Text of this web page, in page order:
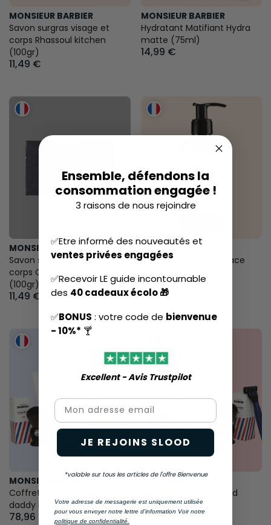
MONSIEUR BARBIER
Savon surgras visage et
corps Rhassoul kitchen
(100gr)
11,49 €
MONSIEUR BARBIER
Hydratant Matifiant Hydra
matte (75ml)
14,99 €
MONSIEUR BARBIER
Savon surgras visage et
corps Coal of beauty
(100gr)
11,49 €
MONSIEUR BARBIER
Nettoyant Exfoliant Face
wash (250ml)
14,99 €
MONSIEUR BARBIER
Coffret rasage The super
daddy box
78,96 €
MONSIEUR BARBIER
Coffret rasage The old
school box
55,97 €
Ensemble, défendons la
consommation engagée !
3 raisons de nous rejoindre
✅Etre informé des nouveautés et
ventes privées engagées
✅Recevoir LE guide incontournable
des 40 cadeaux écolo 🎁
✅BONUS : votre code de bienvenue
- 10%* 🍸
Excellent - Avis Trustpilot​
Email
JE REJOINS SLOOD
*valable sur tous les articles de l'offre Bienvenue
Votre adresse de messagerie est uniquement utilisée
pour vous envoyer notre lettre d'information Voir notre
politique de confidentialité.